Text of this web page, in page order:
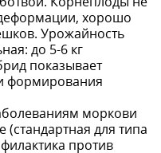
хорошо
Урожайность
до 5-6 кг
показывает
формирования
моркови
для типа
против